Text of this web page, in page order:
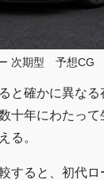
次期型 予想CG
と確かに異な
十年にわたっ
る。
すると、初代